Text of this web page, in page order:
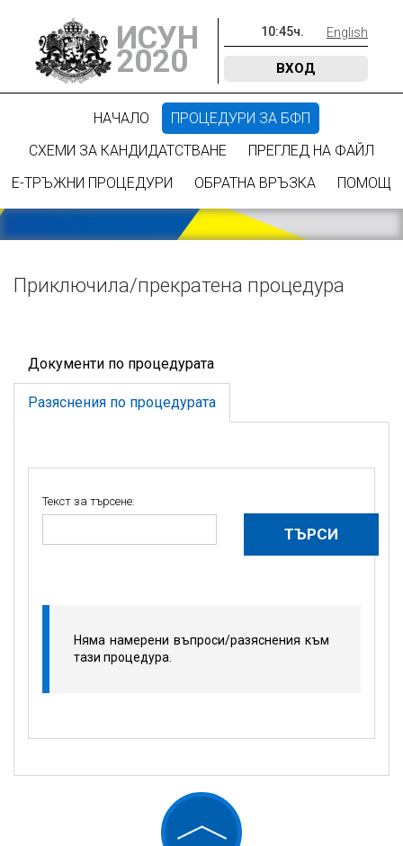
ИСУН
2020
10:45ч. English
ВХОД
НАЧАЛО
ПРОЦЕДУРИ ЗА БФП
СХЕМИ ЗА КАНДИДАТСТВАНЕ
ПРЕГЛЕД НА ФАЙЛ
Е-ТРЪЖНИ ПРОЦЕДУРИ
ОБРАТНА ВРЪЗКА ПОМОЩ
Приключилa/прекратена процедура
Документи по процедурата
Разяснения по процедурата
Текст за търсене:
Няма намерени въпроси/разяснения към
тази процедура.